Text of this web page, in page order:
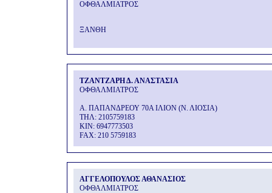
ΟΦΘΑΛΜΙΑΤΡΟΣ
ΞΑΝΘΗ
ΤΖΑΝΤΖΑΡΗ Δ. ΑΝΑΣΤΑΣΙΑ
ΟΦΘΑΛΜΙΑΤΡΟΣ
Α. ΠΑΠΑΝΔΡΕΟΥ 70Α ΙΛΙΟΝ (Ν. ΛΙΟΣΙΑ)
THΛ: 2105759183
KIN: 6947773503
FAX: 210 5759183
ΑΓΓΕΛΟΠΟΥΛΟΣ ΑΘΑΝΑΣΙΟΣ
ΟΦΘΑΛΜΙΑΤΡΟΣ